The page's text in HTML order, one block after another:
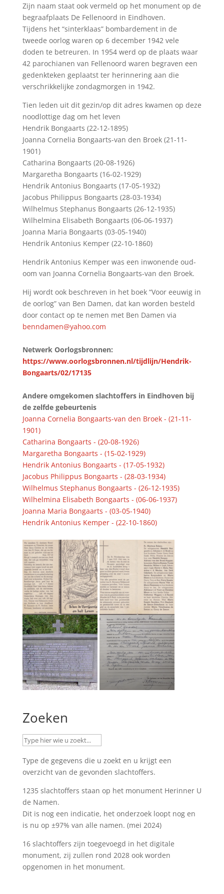
Zijn naam staat ook vermeld op het monument op de
begraafplaats De Fellenoord in Eindhoven.
Tijdens het “sinterklaas” bombardement in de
tweede oorlog waren op 6 december 1942 vele
doden te betreuren. In 1954 werd op de plaats waar
42 parochianen van Fellenoord waren begraven een
gedenkteken geplaatst ter herinnering aan die
verschrikkelijke zondagmorgen in 1942.
Tien leden uit dit gezin/op dit adres kwamen op deze
noodlottige dag om het leven
Hendrik Bongaarts (22-12-1895)
Joanna Cornelia Bongaarts-van den Broek (21-11-
1901)
Catharina Bongaarts (20-08-1926)
Margaretha Bongaarts (16-02-1929)
Hendrik Antonius Bongaarts (17-05-1932)
Jacobus Philippus Bongaarts (28-03-1934)
Wilhelmus Stephanus Bongaarts (26-12-1935)
Wilhelmina Elisabeth Bongaarts (06-06-1937)
Joanna Maria Bongaarts (03-05-1940)
Hendrik Antonius Kemper (22-10-1860)
Hendrik Antonius Kemper was een inwonende oud-
oom van Joanna Cornelia Bongaarts-van den Broek.
Hij wordt ook beschreven in het boek “Voor eeuwig in
de oorlog” van Ben Damen, dat kan worden besteld
door contact op te nemen met Ben Damen via
benndamen@yahoo.com
Netwerk Oorlogsbronnen:
https://www.oorlogsbronnen.nl/tijdlijn/Hendrik-
Bongaarts/02/17135
Andere omgekomen slachtoffers in Eindhoven bij
de zelfde gebeurtenis
Joanna Cornelia Bongaarts-van den Broek - (21-11-
1901)
Catharina Bongaarts - (20-08-1926)
Margaretha Bongaarts - (15-02-1929)
Hendrik Antonius Bongaarts - (17-05-1932)
Jacobus Philippus Bongaarts - (28-03-1934)
Wilhelmus Stephanus Bongaarts - (26-12-1935)
Wilhelmina Elisabeth Bongaarts - (06-06-1937)
Joanna Maria Bongaarts - (03-05-1940)
Hendrik Antonius Kemper - (22-10-1860)
Zoeken
Type de gegevens die u zoekt en u krijgt een
overzicht van de gevonden slachtoffers.
1235 slachtoffers staan op het monument Herinner U
de Namen.
Dit is nog een indicatie, het onderzoek loopt nog en
is nu op ±97% van alle namen. (mei 2024)
16 slachtoffers zijn toegevoegd in het digitale
monument, zij zullen rond 2028 ook worden
opgenomen in het monument.